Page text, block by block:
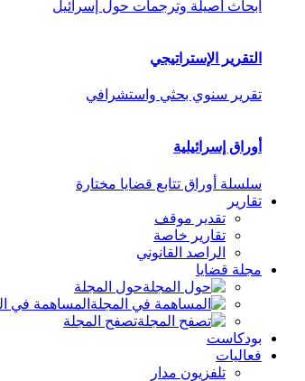
أبحاث أصيلة وترجمات حول إسرائيل
التقرير الإستراتيجي
تقرير سنوي بحثي واستشرافي
أوراق إسرائيلية
سلسلة أوراق تتابع قضايا مختارة
تقارير
تقدير موقف
تقارير خاصة
الراصد القانوني
مجلة قضايا
حول المجلة
المساهمة في
تصفح المجلة
بودكاست
فعاليات
تلفزيون مدار